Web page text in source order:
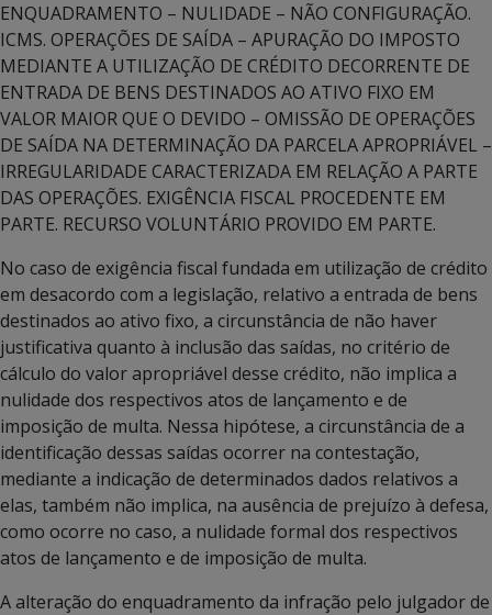
ENQUADRAMENTO – NULIDADE – NÃO CONFIGURAÇÃO.
ICMS. OPERAÇÕES DE SAÍDA – APURAÇÃO DO IMPOSTO
MEDIANTE A UTILIZAÇÃO DE CRÉDITO DECORRENTE DE
ENTRADA DE BENS DESTINADOS AO ATIVO FIXO EM
VALOR MAIOR QUE O DEVIDO – OMISSÃO DE OPERAÇÕES
DE SAÍDA NA DETERMINAÇÃO DA PARCELA APROPRIÁVEL –
IRREGULARIDADE CARACTERIZADA EM RELAÇÃO A PARTE
DAS OPERAÇÕES. EXIGÊNCIA FISCAL PROCEDENTE EM
PARTE. RECURSO VOLUNTÁRIO PROVIDO EM PARTE.
No caso de exigência fiscal fundada em utilização de crédito
em desacordo com a legislação, relativo a entrada de bens
destinados ao ativo fixo, a circunstância de não haver
justificativa quanto à inclusão das saídas, no critério de
cálculo do valor apropriável desse crédito, não implica a
nulidade dos respectivos atos de lançamento e de
imposição de multa. Nessa hipótese, a circunstância de a
identificação dessas saídas ocorrer na contestação,
mediante a indicação de determinados dados relativos a
elas, também não implica, na ausência de prejuízo à defesa,
como ocorre no caso, a nulidade formal dos respectivos
atos de lançamento e de imposição de multa.
A alteração do enquadramento da infração pelo julgador de